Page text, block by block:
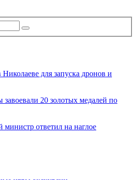
для запуска дронов и
завоевали 20 золотых медалей по
ответил на наглое